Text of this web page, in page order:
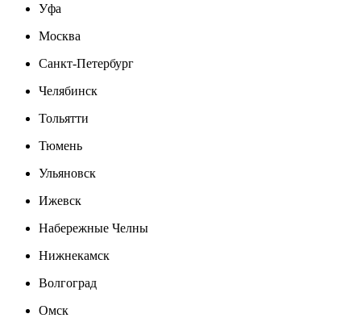
Уфа
Москва
Санкт-Петербург
Челябинск
Тольятти
Тюмень
Ульяновск
Ижевск
Набережные Челны
Нижнекамск
Волгоград
Омск